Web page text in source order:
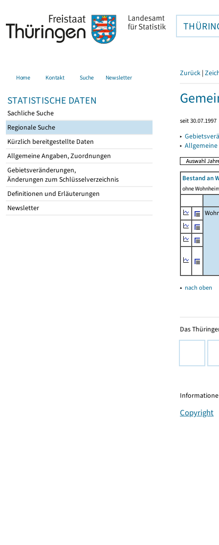
Home Kontakt Suche Newsletter
STATISTISCHE DATEN
Sachliche Suche
Regionale Suche
Kürzlich bereitgestellte Daten
Allgemeine Angaben, Zuordnungen
Gebietsveränderungen,
Änderungen zum Schlüsselverzeichnis
Definitionen und Erläuterungen
Newsletter
Zurück |
seit 30.07.1997
▸
▸
Bestand an
ohne
▴ nach oben
Das
Copyright